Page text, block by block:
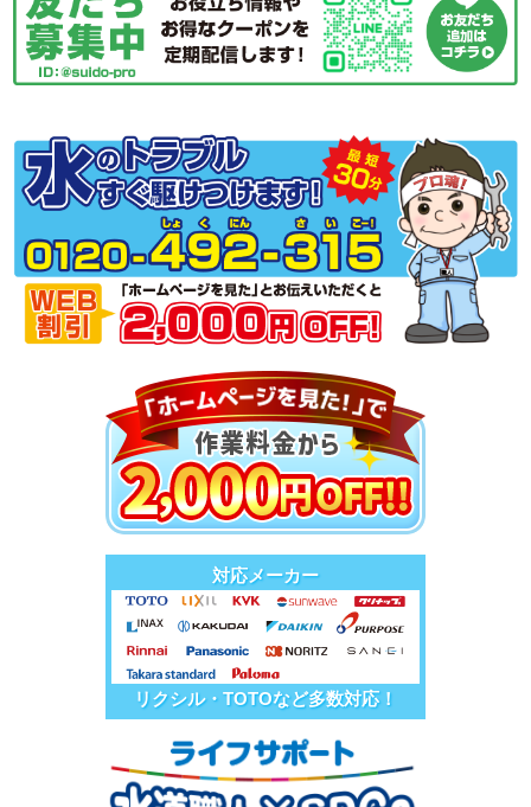
対応メーカー
リクシル・TOTOなど多数対応！